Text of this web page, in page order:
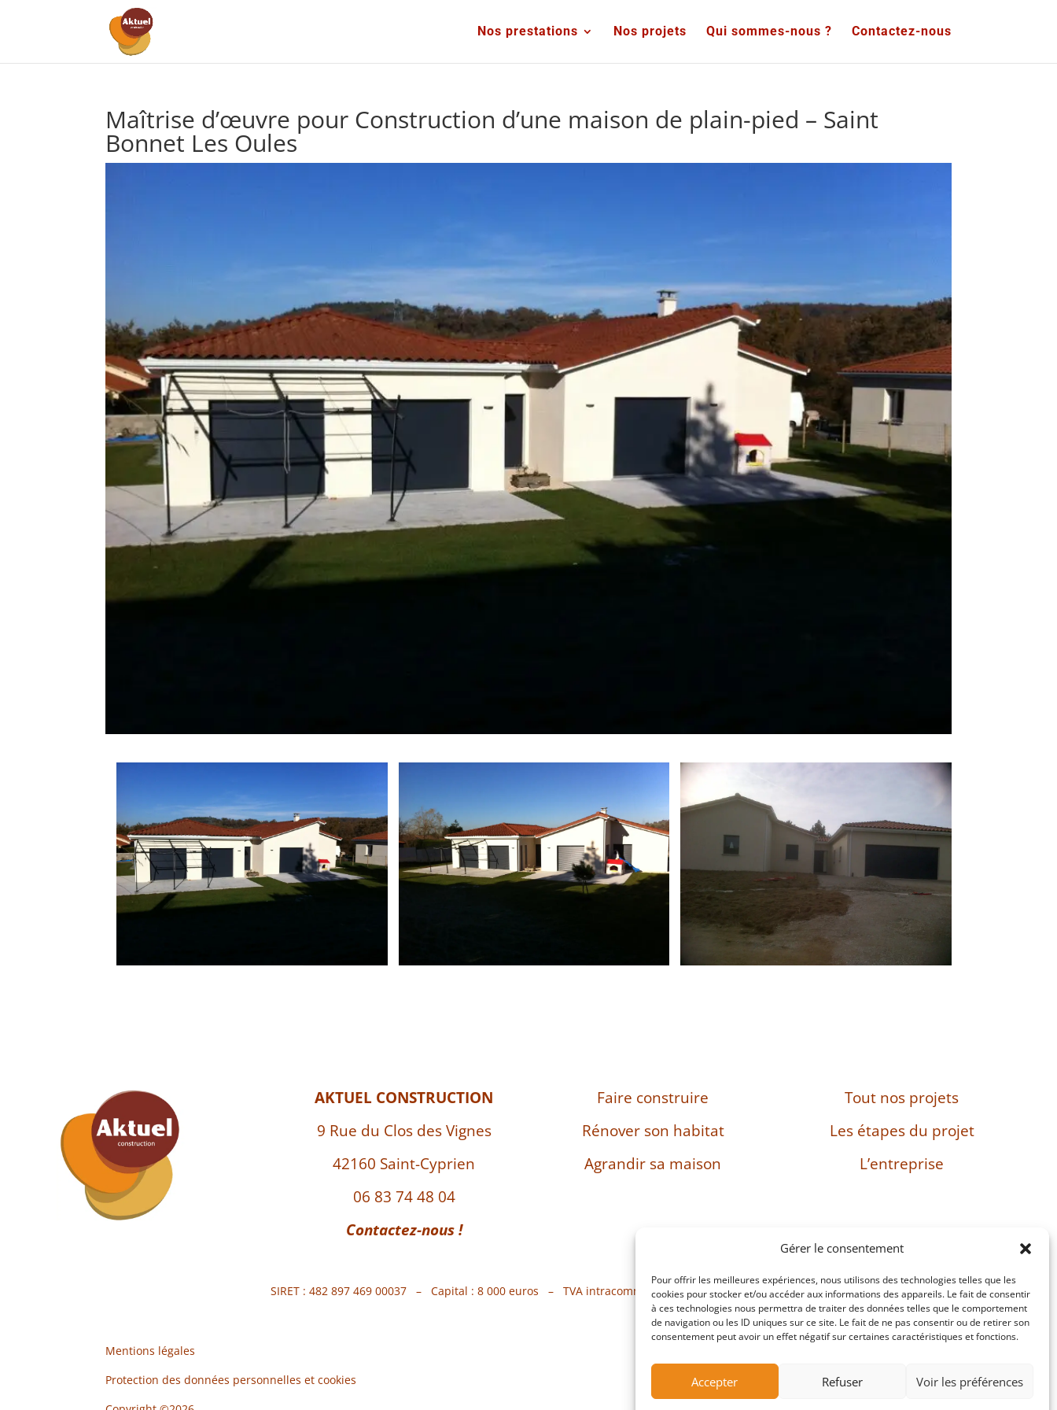
Gérer le consentement
Pour offrir les meilleures expériences, nous utilisons des technologies telles que les
cookies pour stocker et/ou accéder aux informations des appareils. Le fait de consentir
à ces technologies nous permettra de traiter des données telles que le comportement
de navigation ou les ID uniques sur ce site. Le fait de ne pas consentir ou de retirer son
consentement peut avoir un effet négatif sur certaines caractéristiques et fonctions.
Accepter Refuser Voir les préférences
Nos prestations Nos projets Qui sommes-nous ? Contactez-nous
Maîtrise d’œuvre pour Construction d’une maison de plain-pied – Saint
Bonnet Les Oules
AKTUEL CONSTRUCTION
9 Rue du Clos des Vignes
42160 Saint-Cyprien
06 83 74 48 04
Contactez-nous !
Faire construire
Rénover son habitat
Agrandir sa maison
Tout nos projets
Les étapes du projet
L’entreprise
SIRET : 482 897 469 00037 – Capital : 8 000 euros – TVA intracommunautaire : FR38482897469
Mentions légales
Protection des données personnelles et cookies